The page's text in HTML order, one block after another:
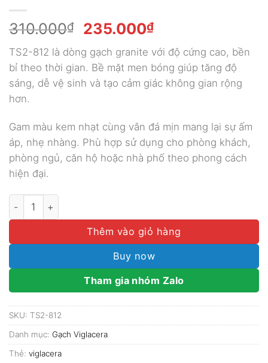
310.000₫
Giá
là:
310.000₫.
235.000₫Giá
hiện
tại
là:
235.000₫.
TS2-812 là dòng gạch granite với độ cứng cao, bền
bỉ theo thời gian. Bề mặt men bóng giúp tăng độ
sáng, dễ vệ sinh và tạo cảm giác không gian rộng
hơn.
Gam màu kem nhạt cùng vân đá mịn mang lại sự ấm
áp, nhẹ nhàng. Phù hợp sử dụng cho phòng khách,
phòng ngủ, căn hộ hoặc nhà phố theo phong cách
hiện đại.
Gạch Viglacera 80x80 mã TS2-812 số lượng
Thêm vào giỏ hàng
Buy now
Tham gia nhóm Zalo
SKU: TS2-812
Danh mục: Gạch Viglacera
Thẻ: viglacera